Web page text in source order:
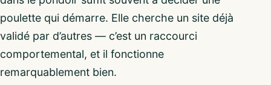
poulette qui démarre. Elle cherche un site déjà
validé par d’autres — c’est un raccourci
comportemental, et il fonctionne
remarquablement bien.